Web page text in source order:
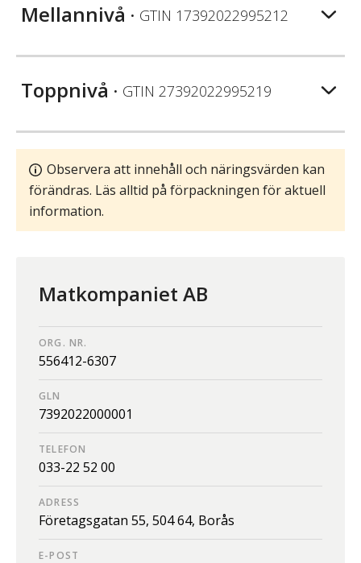
Mellannivå • GTIN 17392022995212
Toppnivå • GTIN 27392022995219
Observera att innehåll och näringsvärden kan
förändras. Läs alltid på förpackningen för aktuell
information.
Matkompaniet AB
ORG. NR.
556412-6307
GLN
7392022000001
TELEFON
033-22 52 00
ADRESS
Företagsgatan 55, 504 64, Borås
E-POST